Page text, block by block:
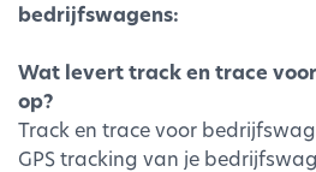
bedrijfswagens:
Wat levert track en trace
op?
Track en trace voor
GPS tracking van je